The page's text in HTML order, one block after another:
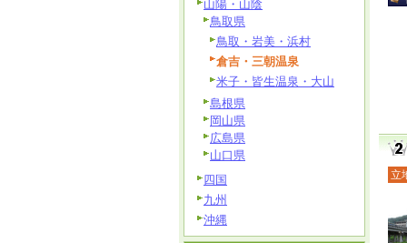
立
山陽・山陰
鳥取県
鳥取・岩美・浜村
倉吉・三朝温泉
米子・皆生温泉・大山
島根県
岡山県
広島県
山口県
四国
九州
沖縄